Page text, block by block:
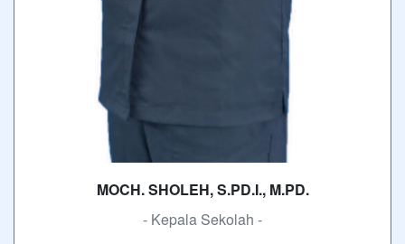
MOCH. SHOLEH, S.PD.I., M.PD.
- Kepala Sekolah -